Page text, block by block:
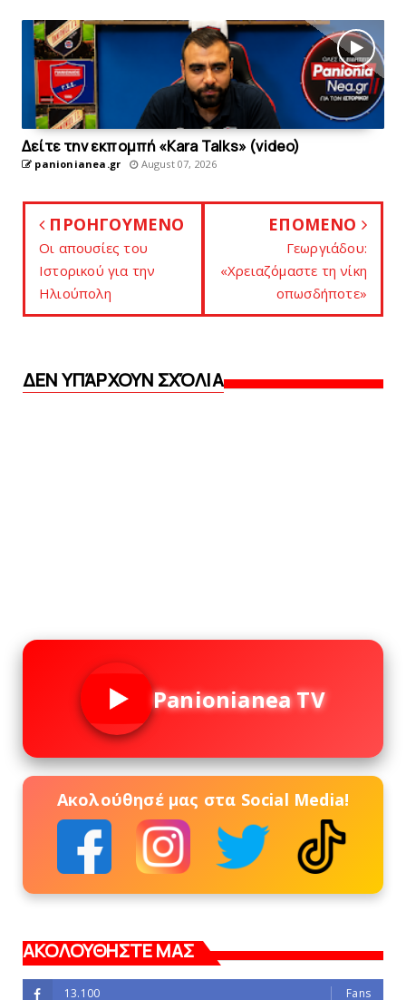
Δείτε την εκπομπή «Kara Talks» (video)
panionianea.gr August 07, 2026
ΠΡΟΗΓΟΥΜΕΝΟ
Oι απουσίες του
Ιστορικού για την
Hλιούπολη
ΕΠΟΜΕΝΟ
Γεωργιάδoυ:
«Χρειαζόμαστε τη νίκη
οπωσδήποτε»
ΔΕΝ ΥΠΆΡΧΟΥΝ ΣΧΌΛΙΑ
Panionianea TV
Ακολούθησέ μας στα Social Media!
ΑΚΟΛΟΥΘΗΣΤΕ ΜΑΣ
13.100 Fans